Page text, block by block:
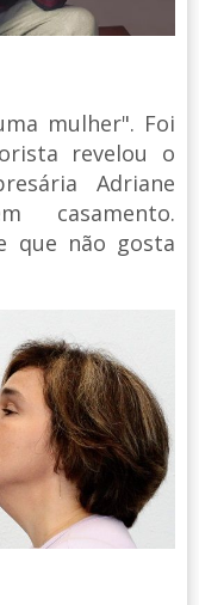
mulher". Foi
revelou o
Adriane
que não gosta